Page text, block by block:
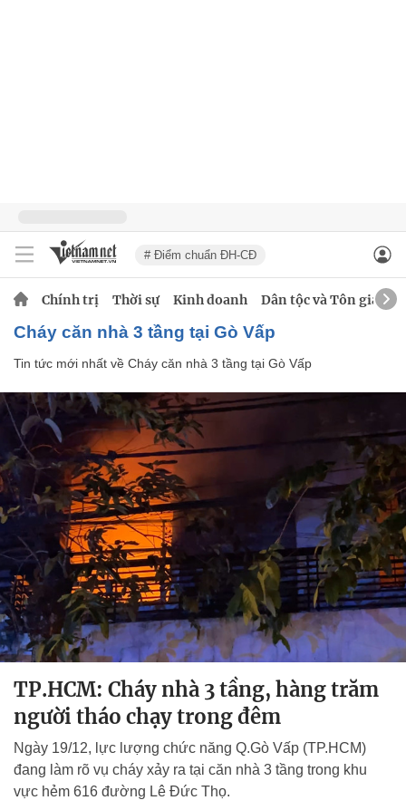
# Điểm chuẩn ĐH-CĐ
Chính trị Thời sự Kinh doanh Dân tộc và Tôn giáo
Cháy căn nhà 3 tầng tại Gò Vấp
Tin tức mới nhất về Cháy căn nhà 3 tầng tại Gò Vấp
TP.HCM: Cháy nhà 3 tầng, hàng trăm
người tháo chạy trong đêm
Ngày 19/12, lực lượng chức năng Q.Gò Vấp (TP.HCM)
đang làm rõ vụ cháy xảy ra tại căn nhà 3 tầng trong khu
vực hẻm 616 đường Lê Đức Thọ.